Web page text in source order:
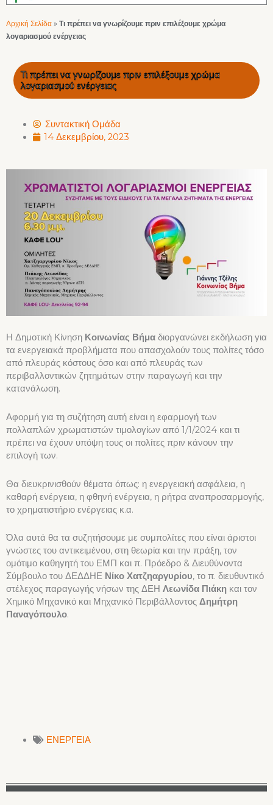
Αρχική Σελίδα » Τι πρέπει να γνωρίζουμε πριν επιλέξουμε χρώμα
λογαριασμού ενέργειας
Τι πρέπει να γνωρίζουμε πριν επιλέξουμε χρώμα
λογαριασμού ενέργειας
Συντακτική Ομάδα
14 Δεκεμβρίου, 2023
Η Δημοτική Κίνηση Κοινωνίας Βήμα διοργανώνει εκδήλωση για
τα ενεργειακά προβλήματα που απασχολούν τους πολίτες τόσο
από πλευράς κόστους όσο και από πλευράς των
περιβαλλοντικών ζητημάτων στην παραγωγή και την
κατανάλωση.
Αφορμή για τη συζήτηση αυτή είναι η εφαρμογή των
πολλαπλών χρωματιστών τιμολογίων από 1/1/2024 και τι
πρέπει να έχουν υπόψη τους οι πολίτες πριν κάνουν την
επιλογή των.
Θα διευκρινισθούν θέματα όπως: η ενεργειακή ασφάλεια, η
καθαρή ενέργεια, η φθηνή ενέργεια, η ρήτρα αναπροσαρμογής,
το χρηματιστήριο ενέργειας κ.α.
Όλα αυτά θα τα συζητήσουμε με συμπολίτες που είναι άριστοι
γνώστες του αντικειμένου, στη θεωρία και την πράξη, τον
ομότιμο καθηγητή του ΕΜΠ και π. Πρόεδρο & Διευθύνοντα
Σύμβουλο του ΔΕΔΔΗΕ Νίκο Χατζηαργυρίου, το π. διευθυντικό
στέλεχος παραγωγής νήσων της ΔΕΗ Λεωνίδα Πιάκη και τον
Χημικό Μηχανικό και Μηχανικό Περιβάλλοντος Δημήτρη
Παναγόπουλο.
ΕΝΕΡΓΕΙΑ